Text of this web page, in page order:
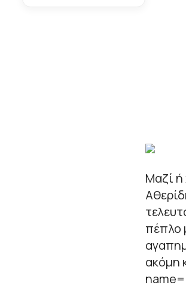
Μαζί ή
πέπλο
ακόμη